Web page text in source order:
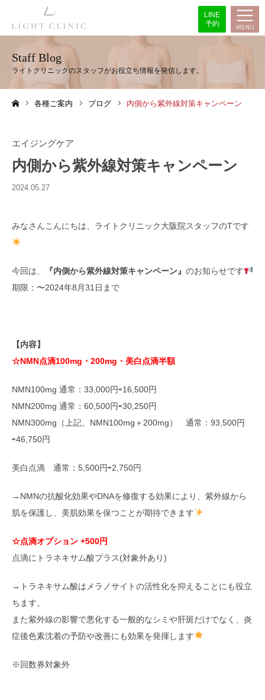
LINE
予約
Staff Blog
各種ご案内 ブログ 内側から紫外線対策キャンペーン
エイジングケア
内側から紫外線対策キャンペーン
2024.05.27
みなさんこんにちは、ライトクリニック大阪院スタッフのTです
今回は、 『内側から紫外線対策キャンペーン』 のお知らせです
期限：〜2024年8月31日まで
【内容】
☆NMN点滴100mg・200mg・美白点滴半額
NMN100mg 通常：33,000円⇨16,500円
NMN200mg 通常：60,500円⇨30,250円
NMN300mg（上記、NMN100mg＋200mg） 通常：93,500円
⇨46,750円
美白点滴 通常：5,500円⇨2,750円
→NMNの抗酸化効果やDNAを修復する効果により、紫外線から
肌を保護し、美肌効果を保つことが期待できます
☆点滴オプション +500円
点滴にトラネキサム酸プラス(対象外あり)
→トラネキサム酸はメラノサイトの活性化を抑えることにも役立
ちます。
また紫外線の影響で悪化する一般的なシミや肝斑だけでなく、炎
症後色素沈着の予防や改善にも効果を発揮します
※回数券対象外